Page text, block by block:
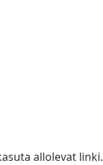
allolevat linki.